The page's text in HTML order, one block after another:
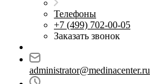
Телефоны
+7 (499) 702-00-05
Заказать звонок
administrator@medinacenter.ru